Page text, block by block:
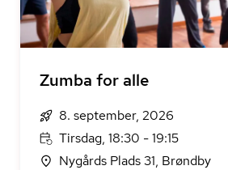
Zumba for alle
8. september, 2026
Tirsdag, 18:30 - 19:15
Nygårds Plads 31, Brøndby